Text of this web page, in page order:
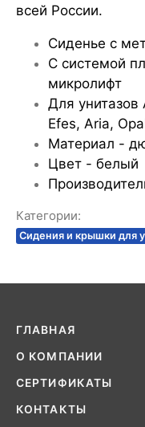
всей России.
Сиденье с
С системой
микролифт
Для унитазов
Efes, Aria,
Материал -
Цвет - белый
Категории:
Сидения и крышки для
ГЛАВНАЯ
О КОМПАНИИ
СЕРТИФИКАТЫ
КОНТАКТЫ